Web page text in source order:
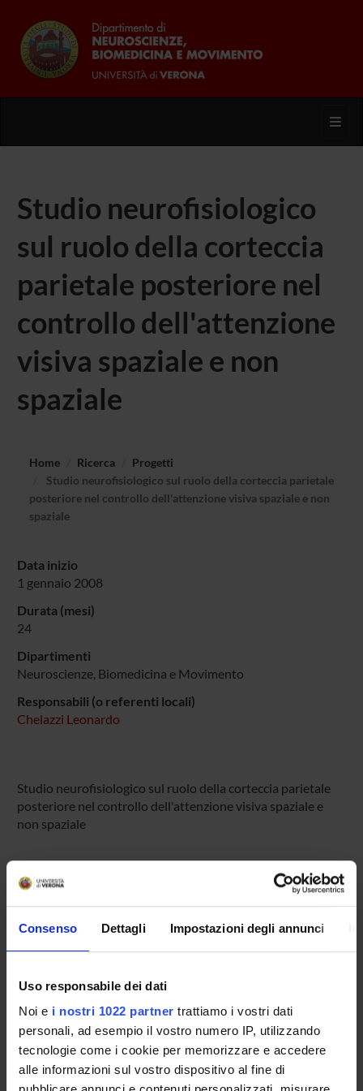
Consenso Dettagli Impostazioni degli annunci
Uso responsabile dei dati
Noi e i nostri 1022 partner trattiamo i vostri dati
personali, ad esempio il vostro numero IP, utilizzando
tecnologie come i cookie per memorizzare e accedere
alle informazioni sul vostro dispositivo al fine di
Studio neurofisiologico
sul ruolo della corteccia
parietale posteriore nel
controllo dell'attenzione
visiva spaziale e non
spaziale
Home Ricerca
Progetti
Studio neurofisiologico sul ruolo della corteccia parietale
posteriore nel controllo dell'attenzione visiva spaziale e non
spaziale
Data inizio
1 gennaio 2008
Durata (mesi)
24
Dipartimenti
Neuroscienze, Biomedicina e Movimento
Responsabili (o referenti locali)
Chelazzi Leonardo
Studio neurofisiologico sul ruolo della corteccia parietale
posteriore nel controllo dell'attenzione visiva spaziale e
non spaziale
PARTECIPANTI AL PROGETTO
Leonardo Chelazzi
Professore ordinario
Chiara Della Libera
Ilaria Sani
Elisa Santandrea
Ricercatore a tempo determinato